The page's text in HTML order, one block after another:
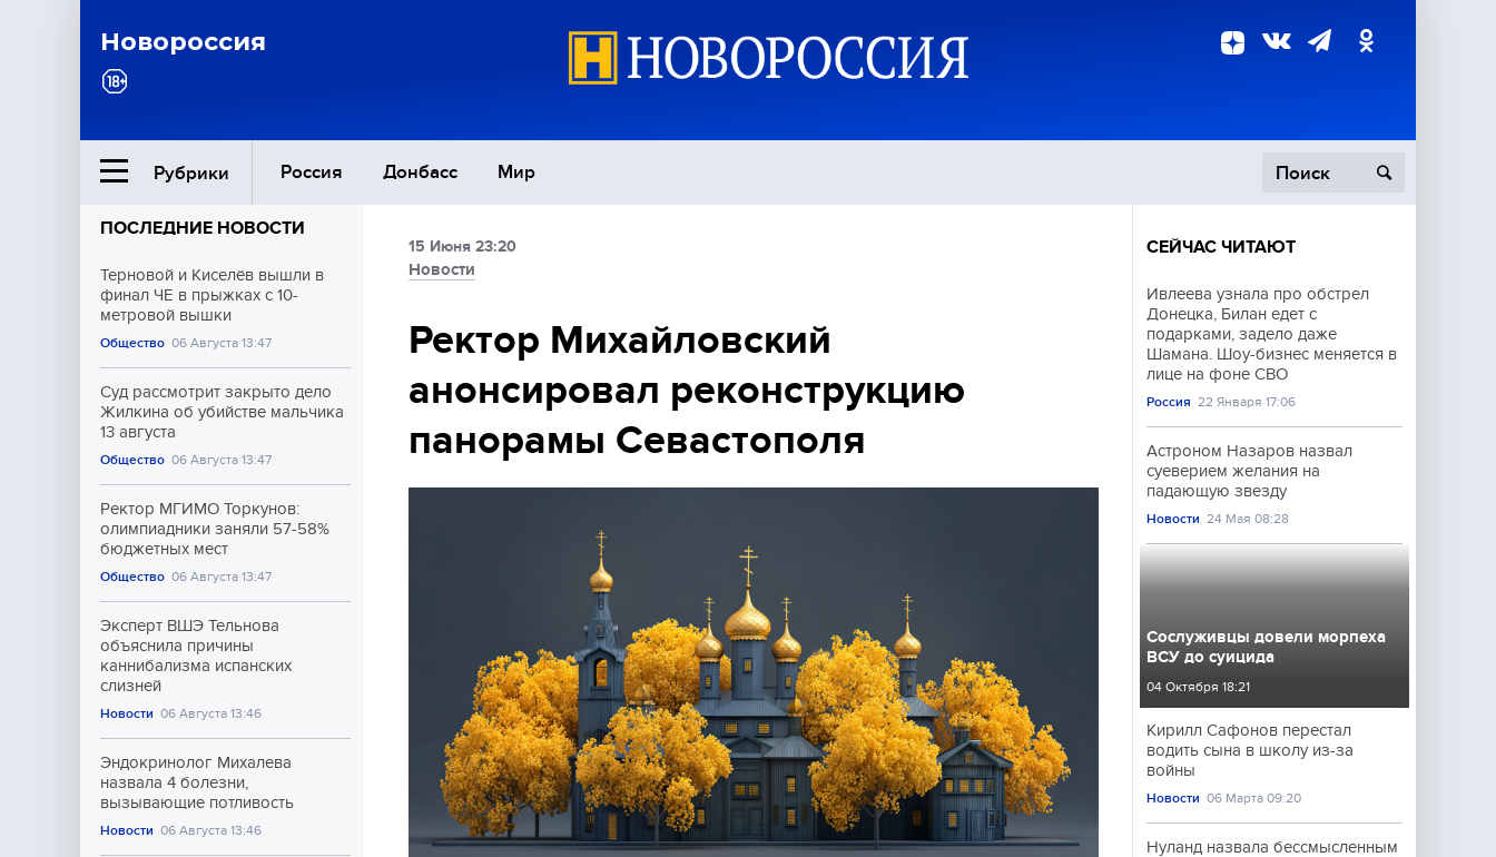
Новороссия
Рубрики Россия Донбасс Мир
Ближний Восток
Общество
Экономика
Происшествия
Культура
Спорт
ПОСЛЕДНИЕ НОВОСТИ
Терновой и Киселёв вышли в
финал ЧЕ в прыжках с 10-
метровой вышки
Общество 06 Августа 13:47
Суд рассмотрит закрыто дело
Жилкина об убийстве мальчика
13 августа
Общество 06 Августа 13:47
Ректор МГИМО Торкунов:
олимпиадники заняли 57-58%
бюджетных мест
Общество 06 Августа 13:47
Эксперт ВШЭ Тельнова
объяснила причины
каннибализма испанских
слизней
Новости 06 Августа 13:46
Эндокринолог Михалева
назвала 4 болезни,
вызывающие потливость
Новости 06 Августа 13:46
15 Июня 23:20
Новости
Ректор Михайловский
анонсировал реконструкцию
панорамы Севастополя
СЕЙЧАС ЧИТАЮТ
Ивлеева узнала про обстрел
Донецка, Билан едет с
подарками, задело даже
Шамана. Шоу-бизнес меняется в
лице на фоне СВО
Россия 22 Января 17:06
Астроном Назаров назвал
суеверием желания на
падающую звезду
Новости 24 Мая 08:28
Сослуживцы довели морпеха
ВСУ до суицида
04 Октября 18:21
Кирилл Сафонов перестал
водить сына в школу из-за
войны
Новости 06 Марта 09:20
Нуланд назвала бессмысленным